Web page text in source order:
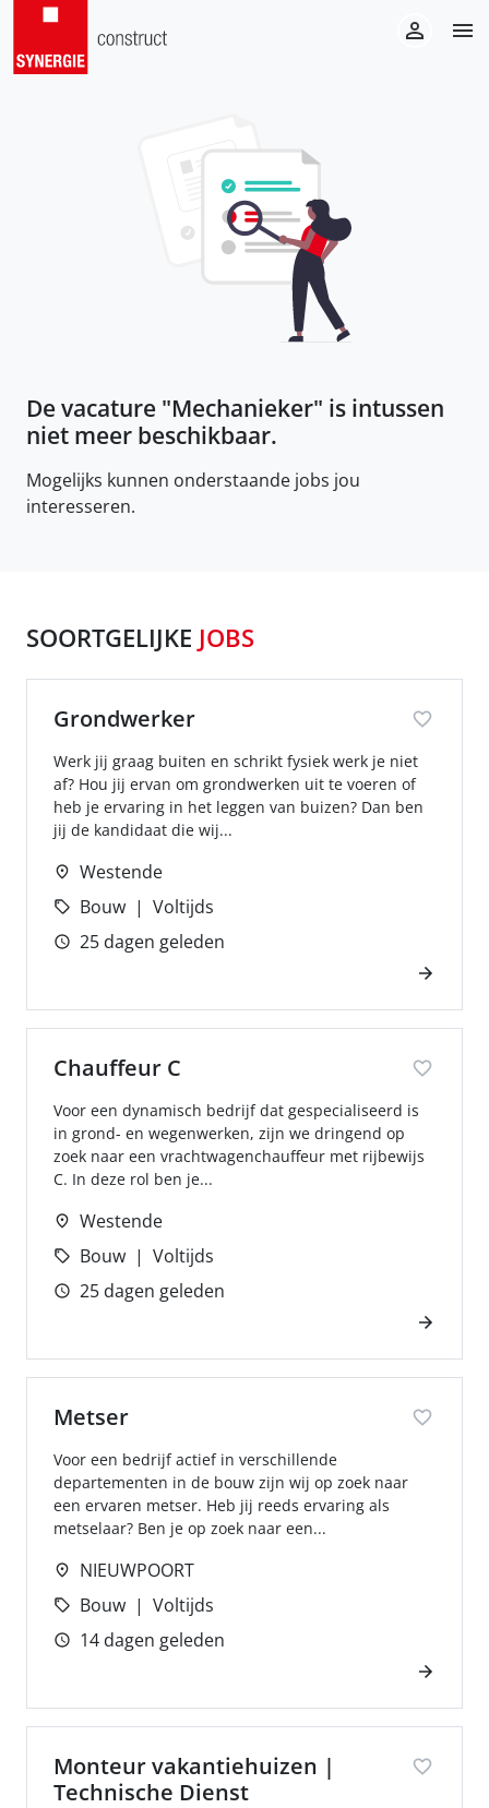
De vacature "Mechanieker" is intussen
niet meer beschikbaar.
Mogelijks kunnen onderstaande jobs jou
interesseren.
SOORTGELIJKE JOBS
Grondwerker
Werk jij graag buiten en schrikt fysiek werk je niet
af? Hou jij ervan om grondwerken uit te voeren of
heb je ervaring in het leggen van buizen? Dan ben
jij de kandidaat die wij...
Westende
Bouw
Voltijds
25 dagen geleden
Chauffeur C
Voor een dynamisch bedrijf dat gespecialiseerd is
in grond- en wegenwerken, zijn we dringend op
zoek naar een vrachtwagenchauffeur met rijbewijs
C. In deze rol ben je...
Westende
Bouw
Voltijds
25 dagen geleden
Metser
Voor een bedrijf actief in verschillende
departementen in de bouw zijn wij op zoek naar
een ervaren metser. Heb jij reeds ervaring als
metselaar? Ben je op zoek naar een...
NIEUWPOORT
Bouw
Voltijds
14 dagen geleden
Monteur vakantiehuizen |
Technische Dienst